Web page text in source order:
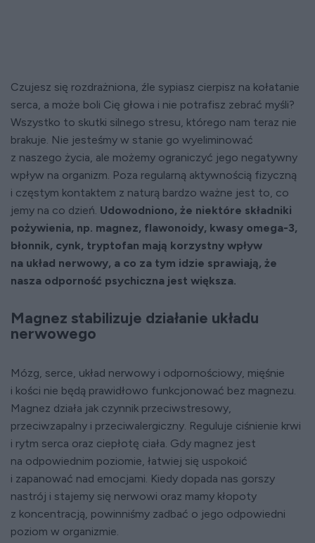
Czujesz się rozdrażniona, źle sypiasz cierpisz na kołatanie
serca, a może boli Cię głowa i nie potrafisz zebrać myśli?
Wszystko to skutki silnego stresu, którego nam teraz nie
brakuje. Nie jesteśmy w stanie go wyeliminować
z naszego życia, ale możemy ograniczyć jego negatywny
wpływ na organizm. Poza regularną aktywnością fizyczną
i częstym kontaktem z naturą bardzo ważne jest to, co
jemy na co dzień. Udowodniono, że niektóre składniki
pożywienia, np. magnez, flawonoidy, kwasy omega-3,
błonnik, cynk, tryptofan mają korzystny wpływ
na układ nerwowy, a co za tym idzie sprawiają, że
nasza odporność psychiczna jest większa.
Magnez stabilizuje działanie układu
nerwowego
Mózg, serce, układ nerwowy i odpornościowy, mięśnie
i kości nie będą prawidłowo funkcjonować bez magnezu.
Magnez działa jak czynnik przeciwstresowy,
przeciwzapalny i przeciwalergiczny. Reguluje ciśnienie krwi
i rytm serca oraz ciepłotę ciała. Gdy magnez jest
na odpowiednim poziomie, łatwiej się uspokoić
i zapanować nad emocjami. Kiedy dopada nas gorszy
nastrój i stajemy się nerwowi oraz mamy kłopoty
z koncentracją, powinniśmy zadbać o jego odpowiedni
poziom w organizmie.